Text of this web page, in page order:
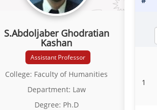
S.Abdoljaber Ghodratian
Kashan
Assistant Professor
College: Faculty of Humanities
Department: Law
Degree: Ph.D
1